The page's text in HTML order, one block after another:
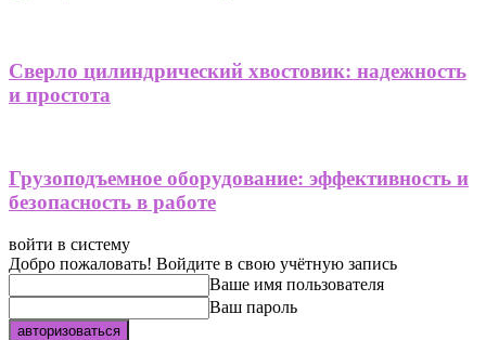
Сверло цилиндрический хвостовик: надежность
и простота
Грузоподъемное оборудование: эффективность и
безопасность в работе
войти в систему
Добро пожаловать! Войдите в свою учётную запись
Ваше имя пользователя
Ваш пароль